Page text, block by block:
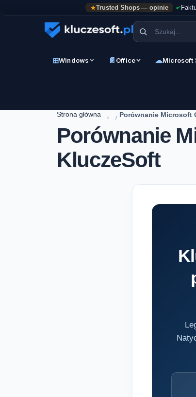
Trusted Shops — opinie
⊞Windows 📄 Office ☁Microsoft
Strona główna › Porównanie Microsoft
Porównanie
KluczeSoft